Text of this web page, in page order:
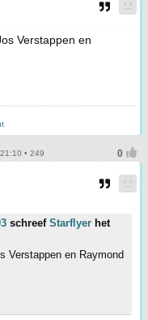
Verstappen en
• 249
schreef Starflyer het
Verstappen en Raymond